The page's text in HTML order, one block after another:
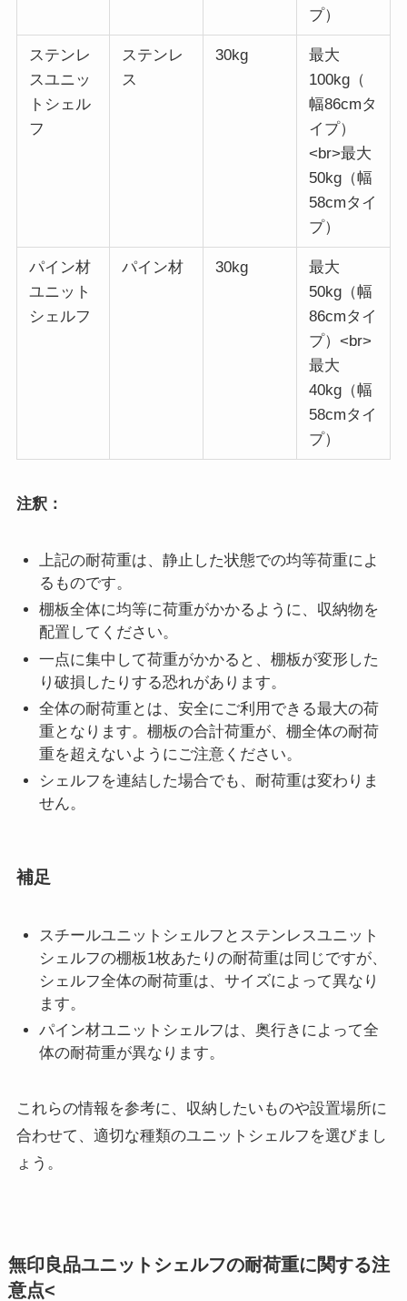
プ）
ステンレ
スユニッ
トシェル
フ
ステンレ
ス
30kg
最大
100kg（
幅86cmタ
イプ）
<br>最大
50kg（幅
58cmタイ
プ）
パイン材
ユニット
シェルフ
パイン材 30kg
最大
50kg（幅
86cmタイ
プ）<br>
最大
40kg（幅
58cmタイ
プ）
注釈：
上記の耐荷重は、静止した状態での均等荷重によ
るものです。
棚板全体に均等に荷重がかかるように、収納物を
配置してください。
一点に集中して荷重がかかると、棚板が変形した
り破損したりする恐れがあります。
全体の耐荷重とは、安全にご利用できる最大の荷
重となります。棚板の合計荷重が、棚全体の耐荷
重を超えないようにご注意ください。
シェルフを連結した場合でも、耐荷重は変わりま
せん。
補足
スチールユニットシェルフとステンレスユニット
シェルフの棚板1枚あたりの耐荷重は同じですが、
シェルフ全体の耐荷重は、サイズによって異なり
ます。
パイン材ユニットシェルフは、奥行きによって全
体の耐荷重が異なります。
これらの情報を参考に、収納したいものや設置場所に
合わせて、適切な種類のユニットシェルフを選びまし
ょう。
無印良品ユニットシェルフの耐荷重に関する注
意点<